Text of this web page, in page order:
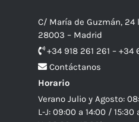
C/ María de Guzmán, 24
28003 – Madrid
+34 918 261 261 – +34
Contáctanos
Horario
Verano Julio y Agosto:
L-J: 09:00 a 14:00 / 15:30